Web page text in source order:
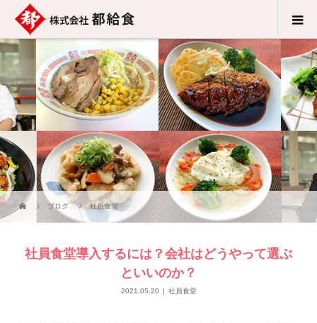
ブログ 社員食堂
社員食堂導入するには？会社はどうやって選ぶ
といいのか？
2021.05.20 社員食堂